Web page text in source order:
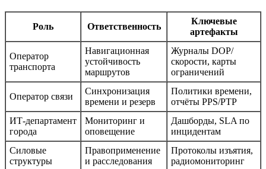
Роль Ответственность
Ключевые
артефакты
Оператор
транспорта
Навигационная
устойчивость
маршрутов
Журналы DOP/
скорости, карты
ограничений
Оператор связи
Синхронизация
времени и резерв
Политики времени,
отчёты PPS/PTP
ИТ‑департамент
города
Мониторинг и
оповещение
Дашборды, SLA по
инцидентам
Силовые
структуры
Правоприменение
и расследования
Протоколы изъятия,
радиомониторинг